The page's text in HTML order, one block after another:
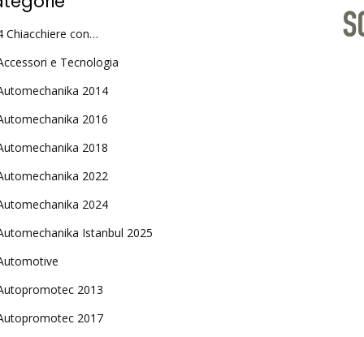
Chiacchiere con…
e Tecnologia
2014
2016
2018
2022
2024
Istanbul 2025
2013
2017